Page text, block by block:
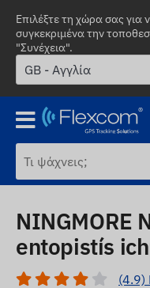
Επιλέξτε τη χώρα σας για
συγκεκριμένα την
"Συνέχεια".
NINGMORE
entopistís
(4.9)